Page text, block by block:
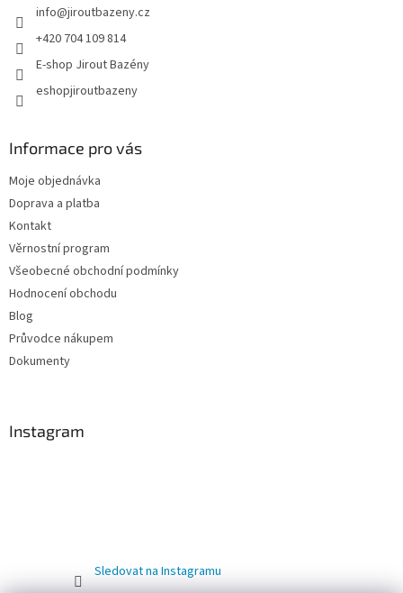
info@jiroutbazeny.cz
+420 704 109 814
E-shop Jirout Bazény
eshopjiroutbazeny
Informace pro vás
Moje objednávka
Doprava a platba
Kontakt
Věrnostní program
Všeobecné obchodní podmínky
Hodnocení obchodu
Blog
Průvodce nákupem
Dokumenty
Instagram
Sledovat na Instagramu